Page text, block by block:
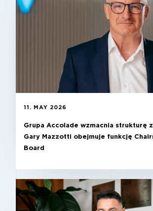
11. MAY 2026
Grupa Accolade wzmacnia strukturę
Gary Mazzotti obejmuje funkcję
Board